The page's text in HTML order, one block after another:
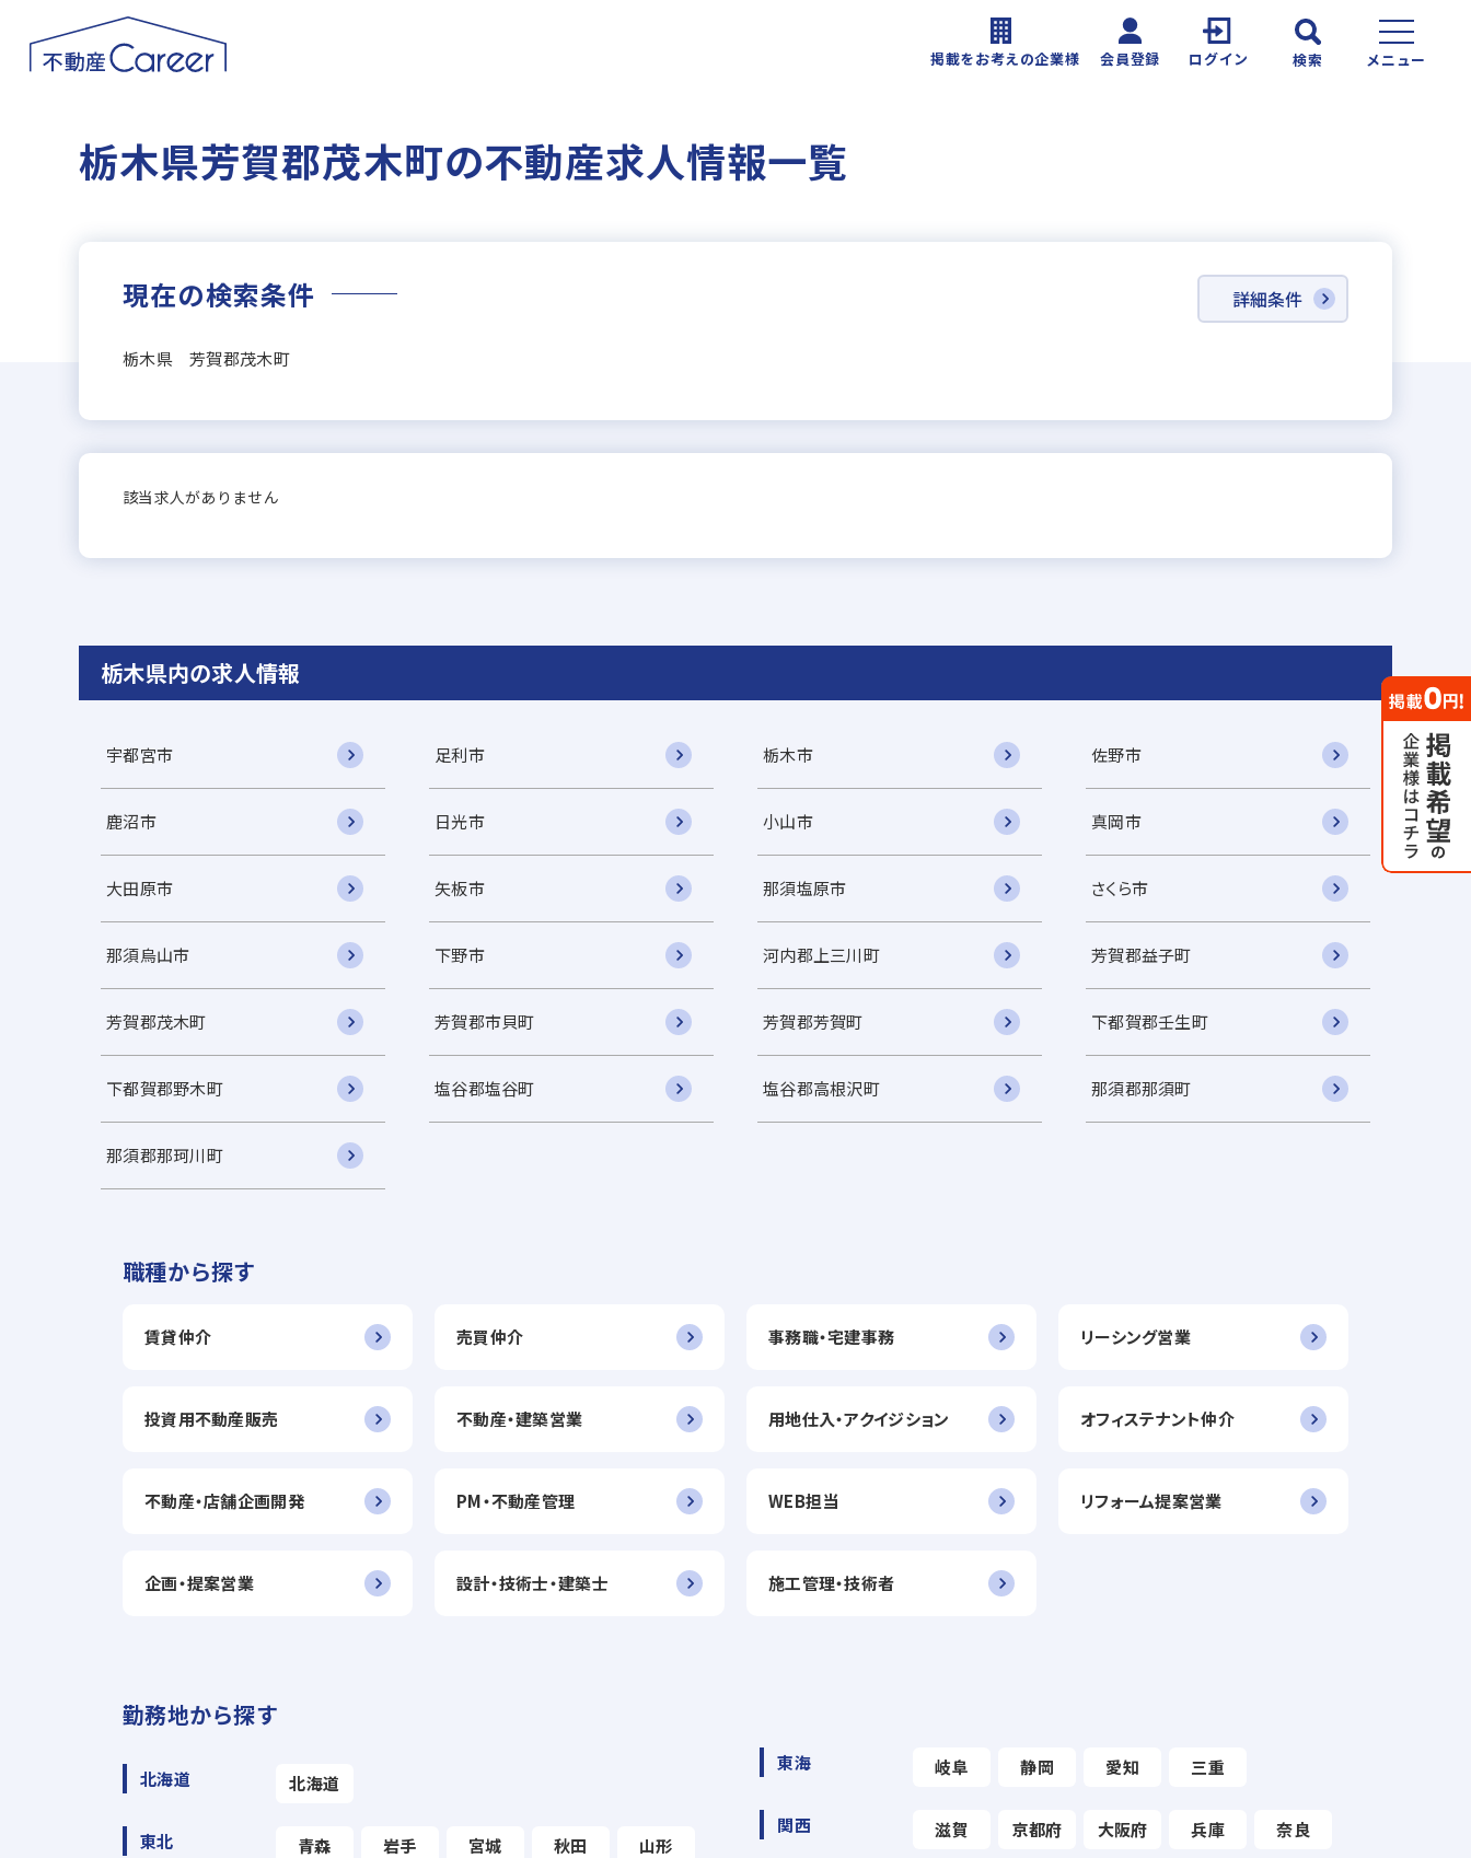
掲載をお考えの企業様 会員登録 ログイン 検索 メニュー
栃木県芳賀郡茂木町の不動産求人情報一覧
現在の検索条件
栃木県 芳賀郡茂木町
詳細条件
該当求人がありません
栃木県内の求人情報
宇都宮市 足利市 栃木市 佐野市
鹿沼市 日光市 小山市 真岡市
大田原市 矢板市 那須塩原市 さくら市
那須烏山市 下野市 河内郡上三川町 芳賀郡益子町
芳賀郡茂木町 芳賀郡市貝町 芳賀郡芳賀町 下都賀郡壬生町
下都賀郡野木町 塩谷郡塩谷町 塩谷郡高根沢町 那須郡那須町
那須郡那珂川町
職種から探す
賃貸仲介 売買仲介 事務職・宅建事務 リーシング営業
投資用不動産販売 不動産・建築営業 用地仕入・アクイジション オフィステナント仲介
不動産・店舗企画開発 PM・不動産管理 WEB担当 リフォーム提案営業
企画・提案営業 設計・技術士・建築士 施工管理・技術者
勤務地から探す
北海道 北海道
東北 青森 岩手 宮城 秋田 山形
東海 岐阜 静岡 愛知 三重
関西 滋賀 京都府 大阪府 兵庫 奈良